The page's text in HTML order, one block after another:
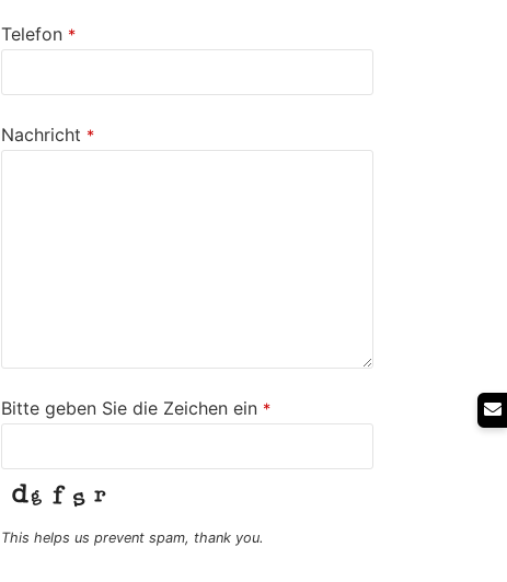
Telefon *
Nachricht *
Bitte geben Sie die Zeichen ein *
This helps us prevent spam, thank you.